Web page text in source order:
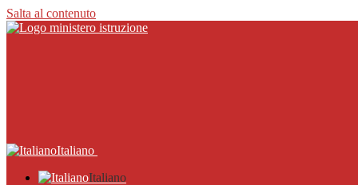
Salta al contenuto
Italiano
Italiano